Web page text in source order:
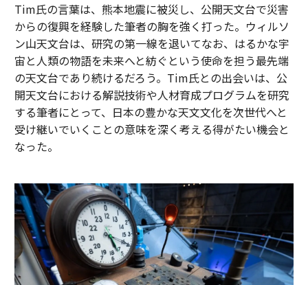
Tim氏の言葉は、熊本地震に被災し、公開天文台で災害
からの復興を経験した筆者の胸を強く打った。ウィルソ
ン山天文台は、研究の第一線を退いてなお、はるかな宇
宙と人類の物語を未来へと紡ぐという使命を担う最先端
の天文台であり続けるだろう。Tim氏との出会いは、公
開天文台における解説技術や人材育成プログラムを研究
する筆者にとって、日本の豊かな天文文化を次世代へと
受け継いでいくことの意味を深く考える得がたい機会と
なった。